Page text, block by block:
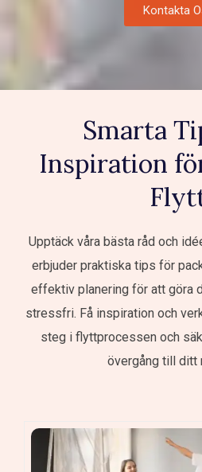
Kontakta
Smarta
Inspiration
Upptäck våra bästa råd och
erbjuder praktiska tips för
effektiv planering för att göra
stressfri. Få inspiration och
steg i flyttprocessen och
övergång till ditt